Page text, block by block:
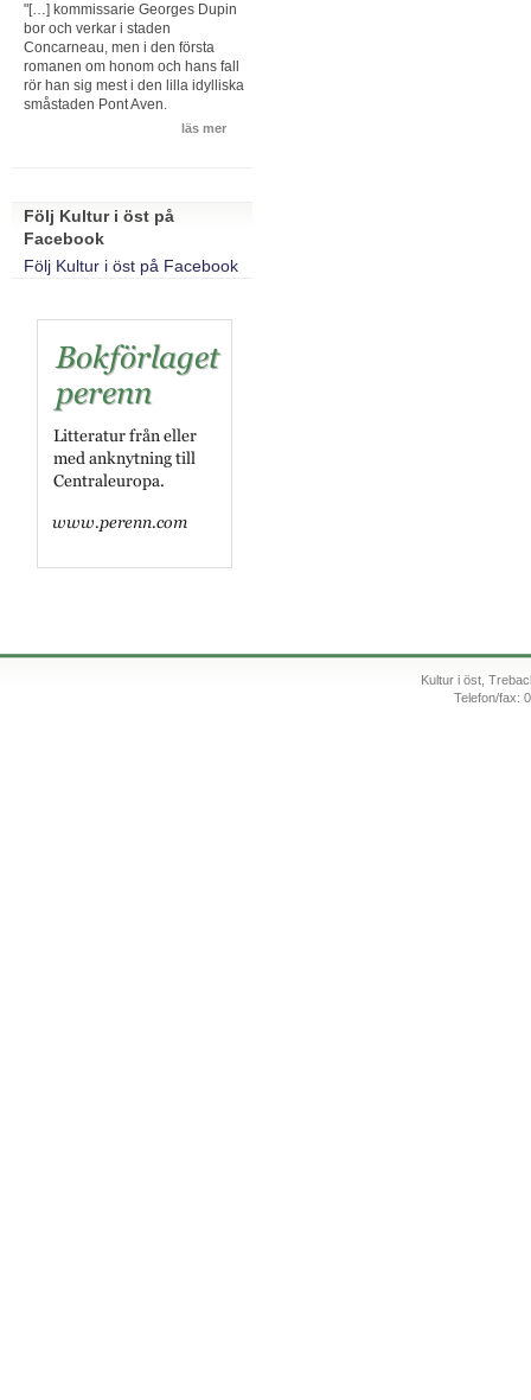
"[…] kommissarie Georges Dupin
bor och verkar i staden
Concarneau, men i den första
romanen om honom och hans fall
rör han sig mest i den lilla idylliska
småstaden Pont Aven.
läs mer
Följ Kultur i öst på
Facebook
Följ Kultur i öst på Facebook
Kultur i öst,
Telefon/fax: